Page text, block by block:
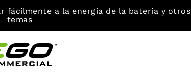
fácilmente a la energía de la batería y otros
temas